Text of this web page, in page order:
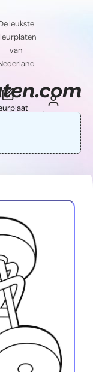
leukste
van
Contact